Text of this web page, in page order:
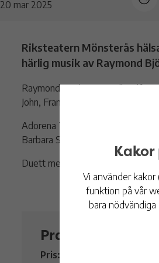
20 mar 2025
Riksteatern Mönsterås
härlig musik av Raymond
Raymond Björling, son till Rolf
John, Frank Sinatra och lite opera,
Adorena Thörn uppträder med
Barbara Streisand-låtar.
Duett med Raymond står på
Praktisk
Pris:
Vi använder
funktion på vår
bara nödvändiga